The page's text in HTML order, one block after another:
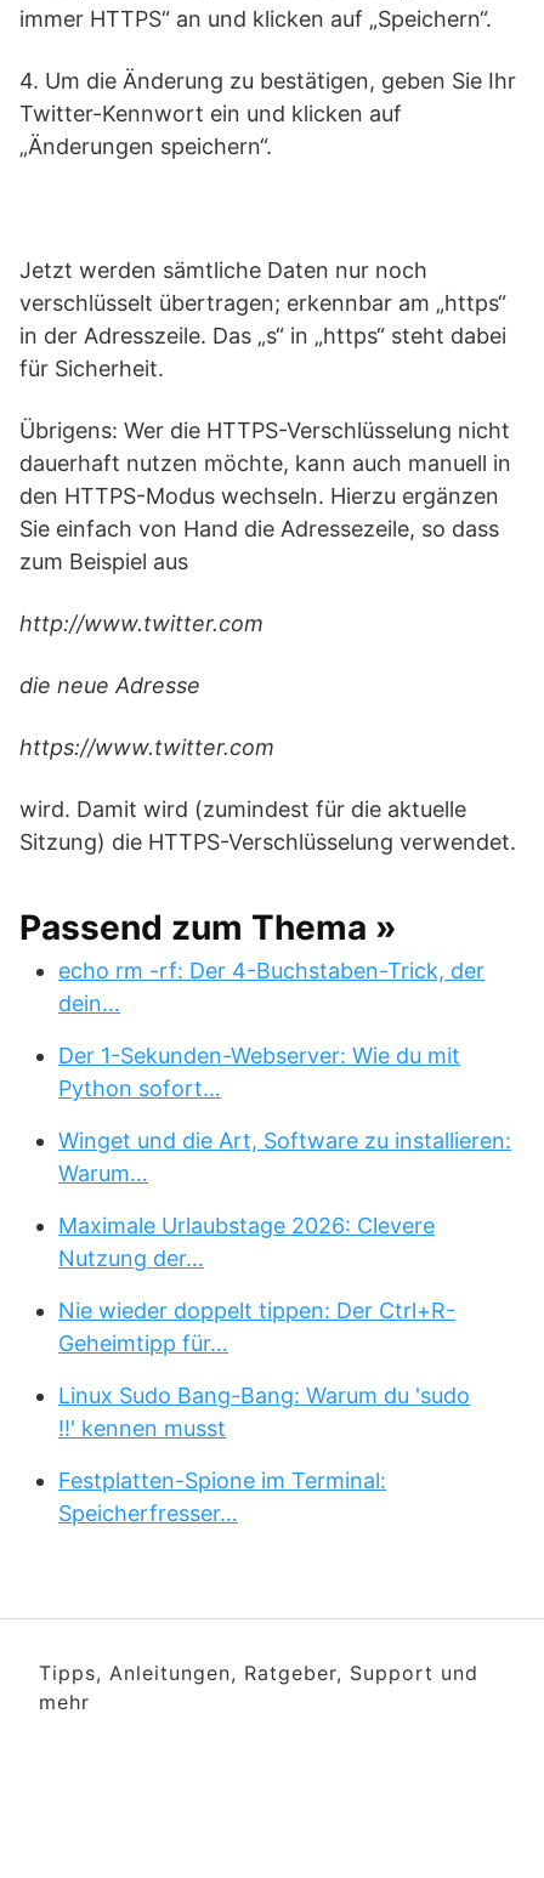
immer HTTPS“ an und klicken auf „Speichern“.
4. Um die Änderung zu bestätigen, geben Sie Ihr
Twitter-Kennwort ein und klicken auf
„Änderungen speichern“.
Jetzt werden sämtliche Daten nur noch
verschlüsselt übertragen; erkennbar am „https“
in der Adresszeile. Das „s“ in „https“ steht dabei
für Sicherheit.
Übrigens: Wer die HTTPS-Verschlüsselung nicht
dauerhaft nutzen möchte, kann auch manuell in
den HTTPS-Modus wechseln. Hierzu ergänzen
Sie einfach von Hand die Adressezeile, so dass
zum Beispiel aus
http://www.twitter.com
die neue Adresse
https://www.twitter.com
wird. Damit wird (zumindest für die aktuelle
Sitzung) die HTTPS-Verschlüsselung verwendet.
Passend zum Thema »
echo rm -rf: Der 4-Buchstaben-Trick, der
dein…
Der 1-Sekunden-Webserver: Wie du mit
Python sofort…
Winget und die Art, Software zu installieren:
Warum…
Maximale Urlaubstage 2026: Clevere
Nutzung der…
Nie wieder doppelt tippen: Der Ctrl+R-
Geheimtipp für…
Linux Sudo Bang-Bang: Warum du 'sudo
!!' kennen musst
Festplatten-Spione im Terminal:
Speicherfresser…
Tipps, Anleitungen, Ratgeber, Support und
mehr